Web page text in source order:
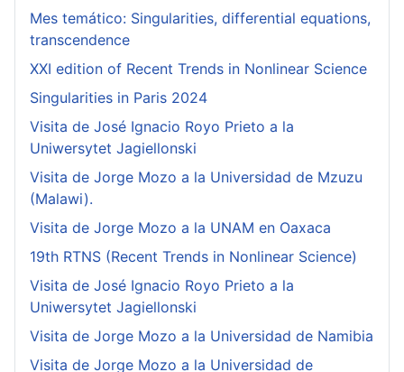
Mes temático: Singularities, differential equations,
transcendence
XXI edition of Recent Trends in Nonlinear Science
Singularities in Paris 2024
Visita de José Ignacio Royo Prieto a la
Uniwersytet Jagiellonski
Visita de Jorge Mozo a la Universidad de Mzuzu
(Malawi).
Visita de Jorge Mozo a la UNAM en Oaxaca
19th RTNS (Recent Trends in Nonlinear Science)
Visita de José Ignacio Royo Prieto a la
Uniwersytet Jagiellonski
Visita de Jorge Mozo a la Universidad de Namibia
Visita de Jorge Mozo a la Universidad de